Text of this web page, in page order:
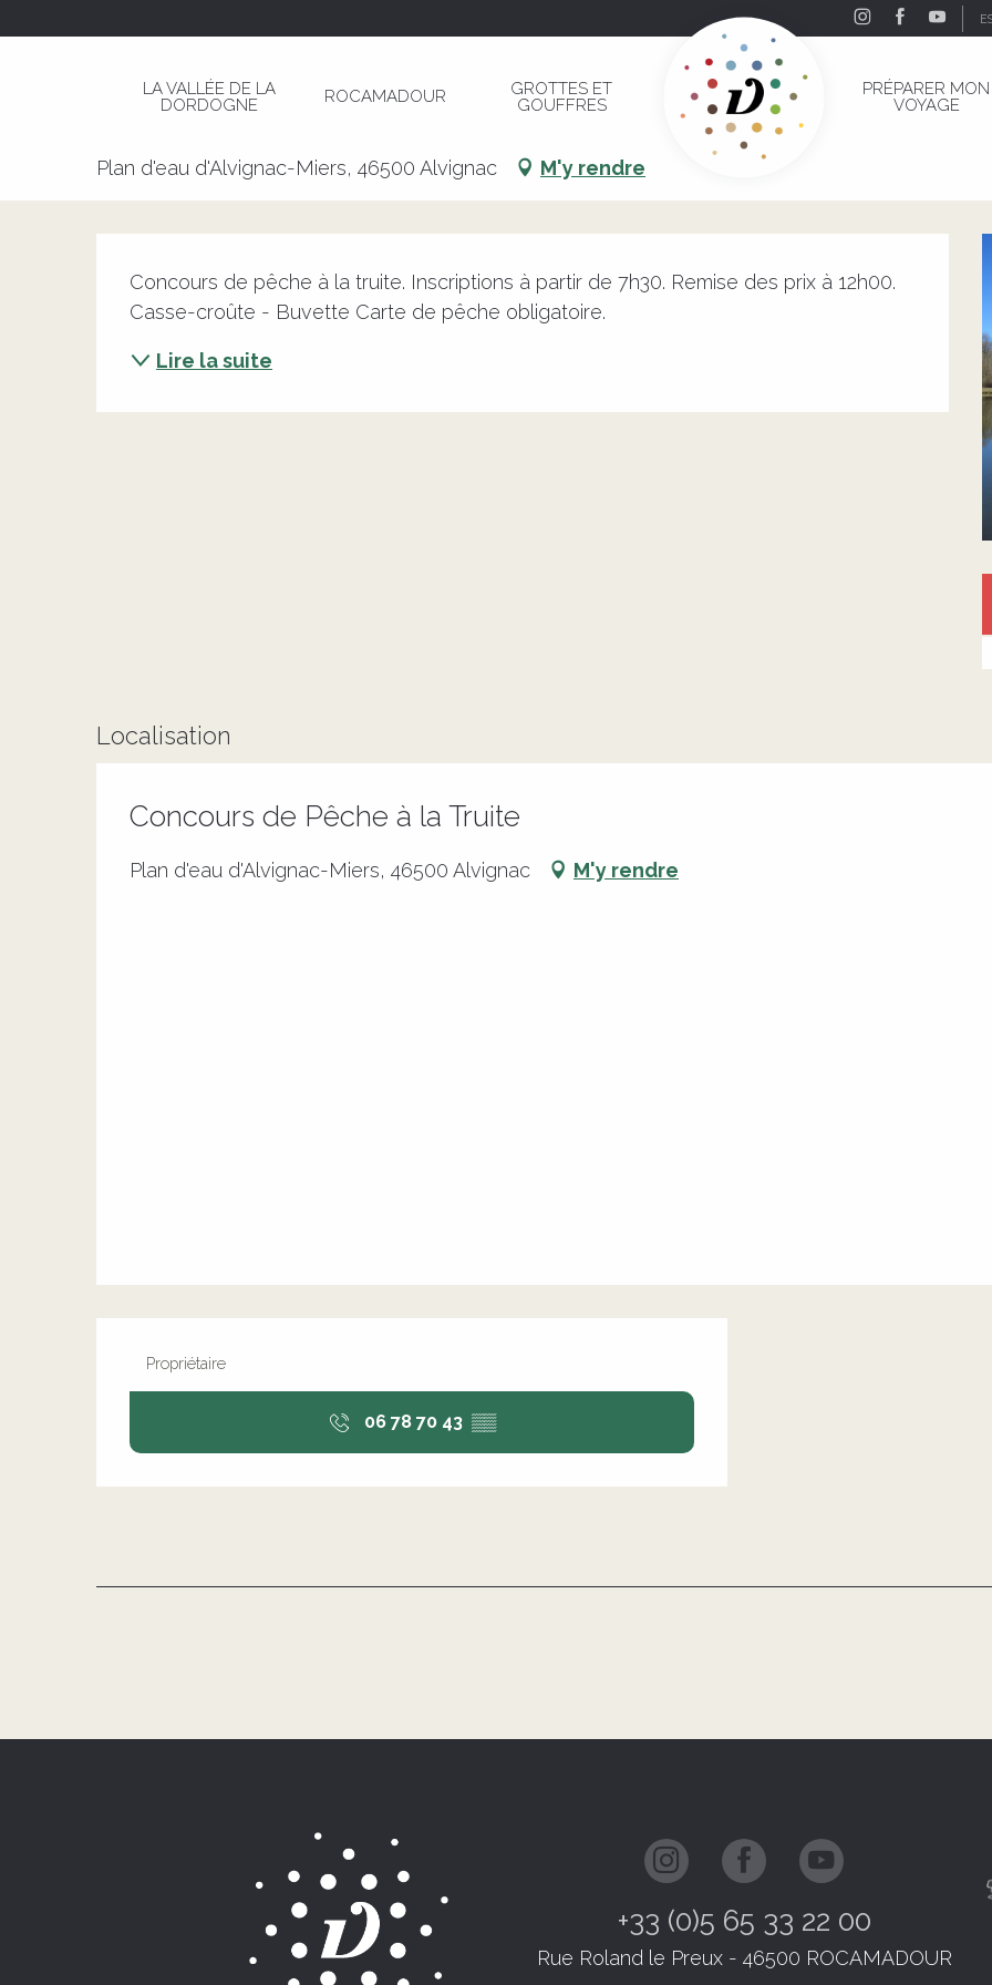
LA VALLÉE DE LA
DORDOGNE
ROCAMADOUR
GROTTES ET
GOUFFRES
PRÉPARER MON
VOYAGE
Concours de Pêche à la Truite
Plan d'eau d'Alvignac-Miers, 46500 Alvignac M'y rendre
Concours de pêche à la truite. Inscriptions à partir de 7h30. Remise des prix à 12h00.
Casse-croûte - Buvette Carte de pêche obligatoire.
Lire la suite
Localisation
Concours de Pêche à la Truite
Plan d'eau d'Alvignac-Miers, 46500 Alvignac M'y rendre
Propriétaire
06 78 70 43 ▒▒
+33 (0)5 65 33 22 00
Rue Roland le Preux - 46500 ROCAMADOUR